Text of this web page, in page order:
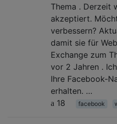
Thema . Derzeit
akzeptiert.
verbessern?
damit sie für
Exchange zum
vor 2 Jahren .
Ihre Facebook-
erhalten. …
18
facebook